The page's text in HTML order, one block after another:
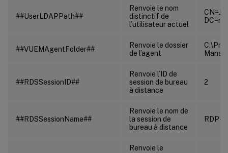
##UserLDAPPath##
Renvoie le nom
distinctif de
l’utilisateur actuel
##VUEMAgentFolder##
Renvoie le dossier
de l’agent
##RDSSessionID##
Renvoie l’ID de
session de bureau
à distance
2
##RDSSessionName##
Renvoie le nom de
la session de
bureau à distance
RDP-
Renvoie le